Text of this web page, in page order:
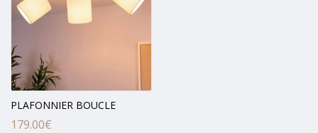
PLAFONNIER BOUCLE
179.00€